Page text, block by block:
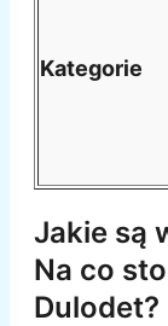
Kategorie
Jakie są
Na co
Dulodet?